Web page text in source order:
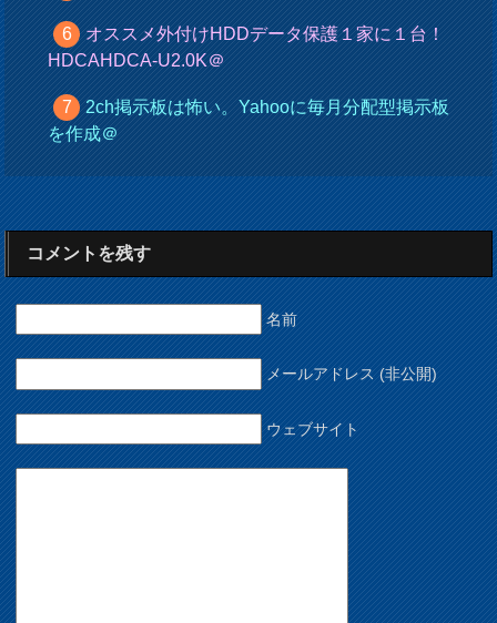
オススメ外付けHDDデータ保護１家に１台！
HDCAHDCA-U2.0K＠
2ch掲示板は怖い。Yahooに毎月分配型掲示板
を作成＠
コメントを残す
名前
メールアドレス (非公開)
ウェブサイト